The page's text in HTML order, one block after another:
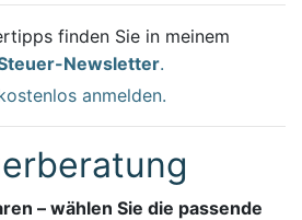
finden Sie in meinem
Newsletter.
anmelden.
– wählen Sie die passende